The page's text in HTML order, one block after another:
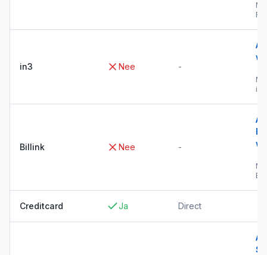
in3 Nee -
→
in3
Billink Nee -
→
Creditcard Ja Direct